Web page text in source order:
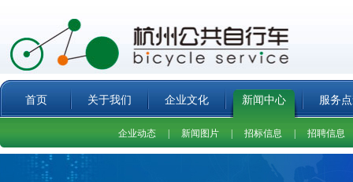
首页 关于我们 企业文化 新闻中心 服务
企业动态 新闻图片 招标信息 招聘信息